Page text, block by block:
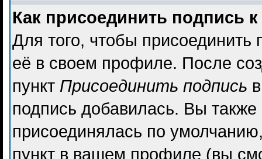
Как присоединить подпись
Для того, чтобы
её в своем профиле. После
пункт Присоединить подпись
подпись добавилась. Вы
присоединялась по
пункт в вашем профиле (вы